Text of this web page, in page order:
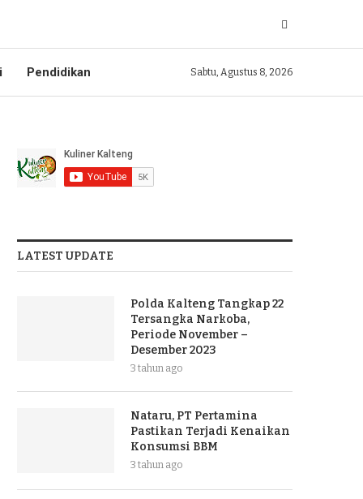
Pendidikan Sabtu, Agustus 8, 2026
LATEST UPDATE
Polda Kalteng Tangkap 22
Tersangka Narkoba,
Periode November –
Desember 2023
3 tahun ago
Nataru, PT Pertamina
Pastikan Terjadi Kenaikan
Konsumsi BBM
3 tahun ago